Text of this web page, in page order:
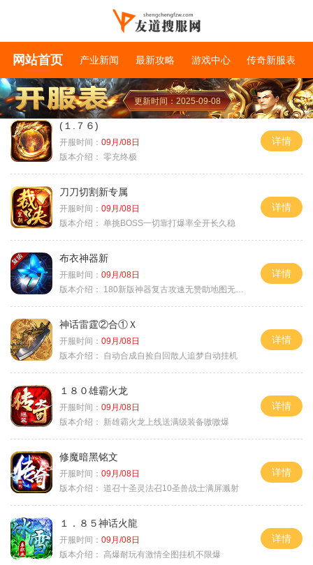
网站首页 产业新闻 最新攻略 游戏中心 传奇新服表
更新时间：2025-09-08
(１.７６)
开服时间： 09月/08日
版本介绍： 零充终极
详情
刀刀切割新专属
开服时间： 09月/08日
版本介绍： 单挑BOSS一切靠打爆率全开长久稳
详情
布衣神器新
开服时间： 09月/08日
版本介绍：
180新版神器复古攻速无赞助地图无排行
详情
神话雷霆②合①Ｘ
开服时间： 09月/08日
版本介绍：
自动合成自捡自回散人追梦自动挂机
详情
１８０雄霸火龙
开服时间： 09月/08日
版本介绍：
新雄霸火龙上线送满级装备嗷嗷爆
详情
修魔暗黑铭文
开服时间： 09月/08日
版本介绍： 道召十圣灵法召10圣兽战士满屏溅射
详情
１．８５神话火龍
开服时间： 09月/08日
版本介绍： 高爆耐玩有激情全图挂机不限爆
详情